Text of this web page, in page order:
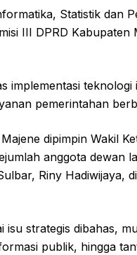
Statistik dan
III DPRD
implementasi
pemerintahan
dipimpin Wakil
anggota dewan
Riny Hadiwijaya,
isu strategis dibahas,
publik, hingga